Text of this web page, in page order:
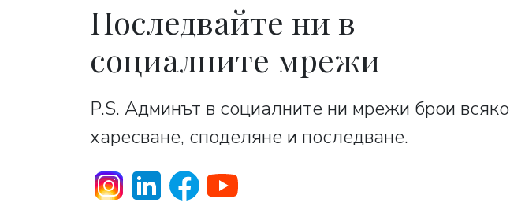
Последвайте ни в
социалните мрежи
P.S. Админът в социалните ни мрежи брои всяко
харесване, споделяне и последване.